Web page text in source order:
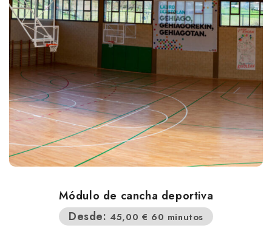
Módulo de cancha deportiva
Desde: 45,00 € 60 minutos